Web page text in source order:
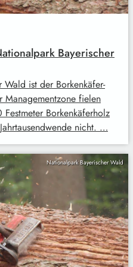
Bayerischer
ist der Borkenkäfer-
Managementzone fielen
Borkenkäferholz
nicht. …
Nationalpark Bayerischer Wald